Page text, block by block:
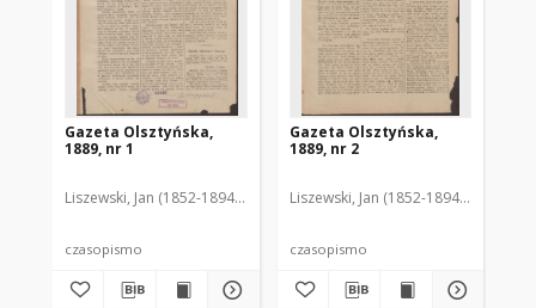
Gazeta Olsztyńska,
1889, nr 1
Liszewski, Jan (1852-1894). Red.
czasopismo
Gazeta Olsztyńska,
1889, nr 2
Liszewski, Jan (1852-1894). Red.
czasopismo